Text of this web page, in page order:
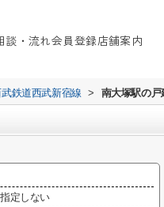
談・流れ会員登録店舗案内
鉄道西武新宿線 > 南大塚駅の戸
指定しない